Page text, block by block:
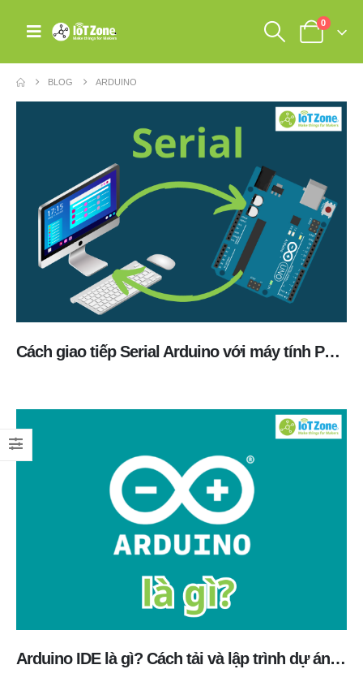
0
BLOG ARDUINO
Cách giao tiếp Serial Arduino với máy tính PC khi lập trình
Arduino IDE là gì? Cách tải và lập trình dự án đầu tiên